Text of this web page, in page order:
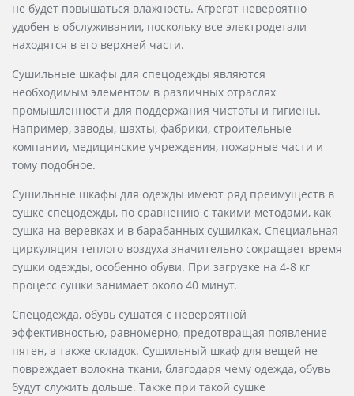
не будет повышаться влажность. Агрегат невероятно
удобен в обслуживании, поскольку все электродетали
находятся в его верхней части.
Сушильные шкафы для спецодежды являются
необходимым элементом в различных отраслях
промышленности для поддержания чистоты и гигиены.
Например, заводы, шахты, фабрики, строительные
компании, медицинские учреждения, пожарные части и
тому подобное.
Сушильные шкафы для одежды имеют ряд преимуществ в
сушке спецодежды, по сравнению с такими методами, как
сушка на веревках и в барабанных сушилках. Специальная
циркуляция теплого воздуха значительно сокращает время
сушки одежды, особенно обуви. При загрузке на 4-8 кг
процесс сушки занимает около 40 минут.
Спецодежда, обувь сушатся с невероятной
эффективностью, равномерно, предотвращая появление
пятен, а также складок. Сушильный шкаф для вещей не
повреждает волокна ткани, благодаря чему одежда, обувь
будут служить дольше. Также при такой сушке